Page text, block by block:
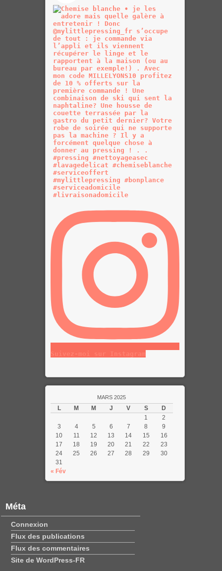
MARS 2025
L M M J V S
D
1
2
3
4 5 6 7 8
9
10
11 12 13 14 15
16
17
18 19 20 21 22
23
24
25 26 27 28 29
30
31
« Fév
Méta
Connexion
Flux des publications
Flux des commentaires
Site de WordPress-FR